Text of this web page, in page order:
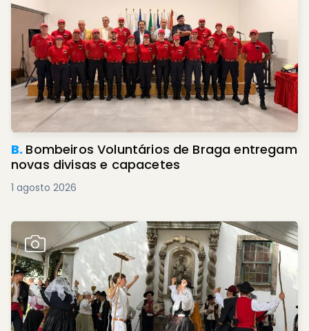
B. Bombeiros Voluntários de Braga entregam
novas divisas e capacetes
1 agosto 2026